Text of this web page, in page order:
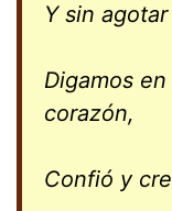
Y sin
Digamos
corazón,
Confió y